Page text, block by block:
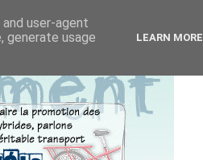
user-agent
generate usage
LEARN MORE